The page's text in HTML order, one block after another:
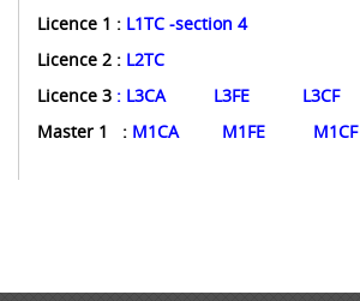
Licence 1 : L1TC -section 4
Licence 2 : L2TC
Licence 3 : L3CA L3FE L3CF
Master 1 : M1CA M1FE M1CF